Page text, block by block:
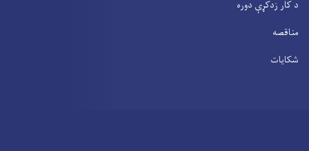
د کار زدکړې دوره
مناقصه
شکایات